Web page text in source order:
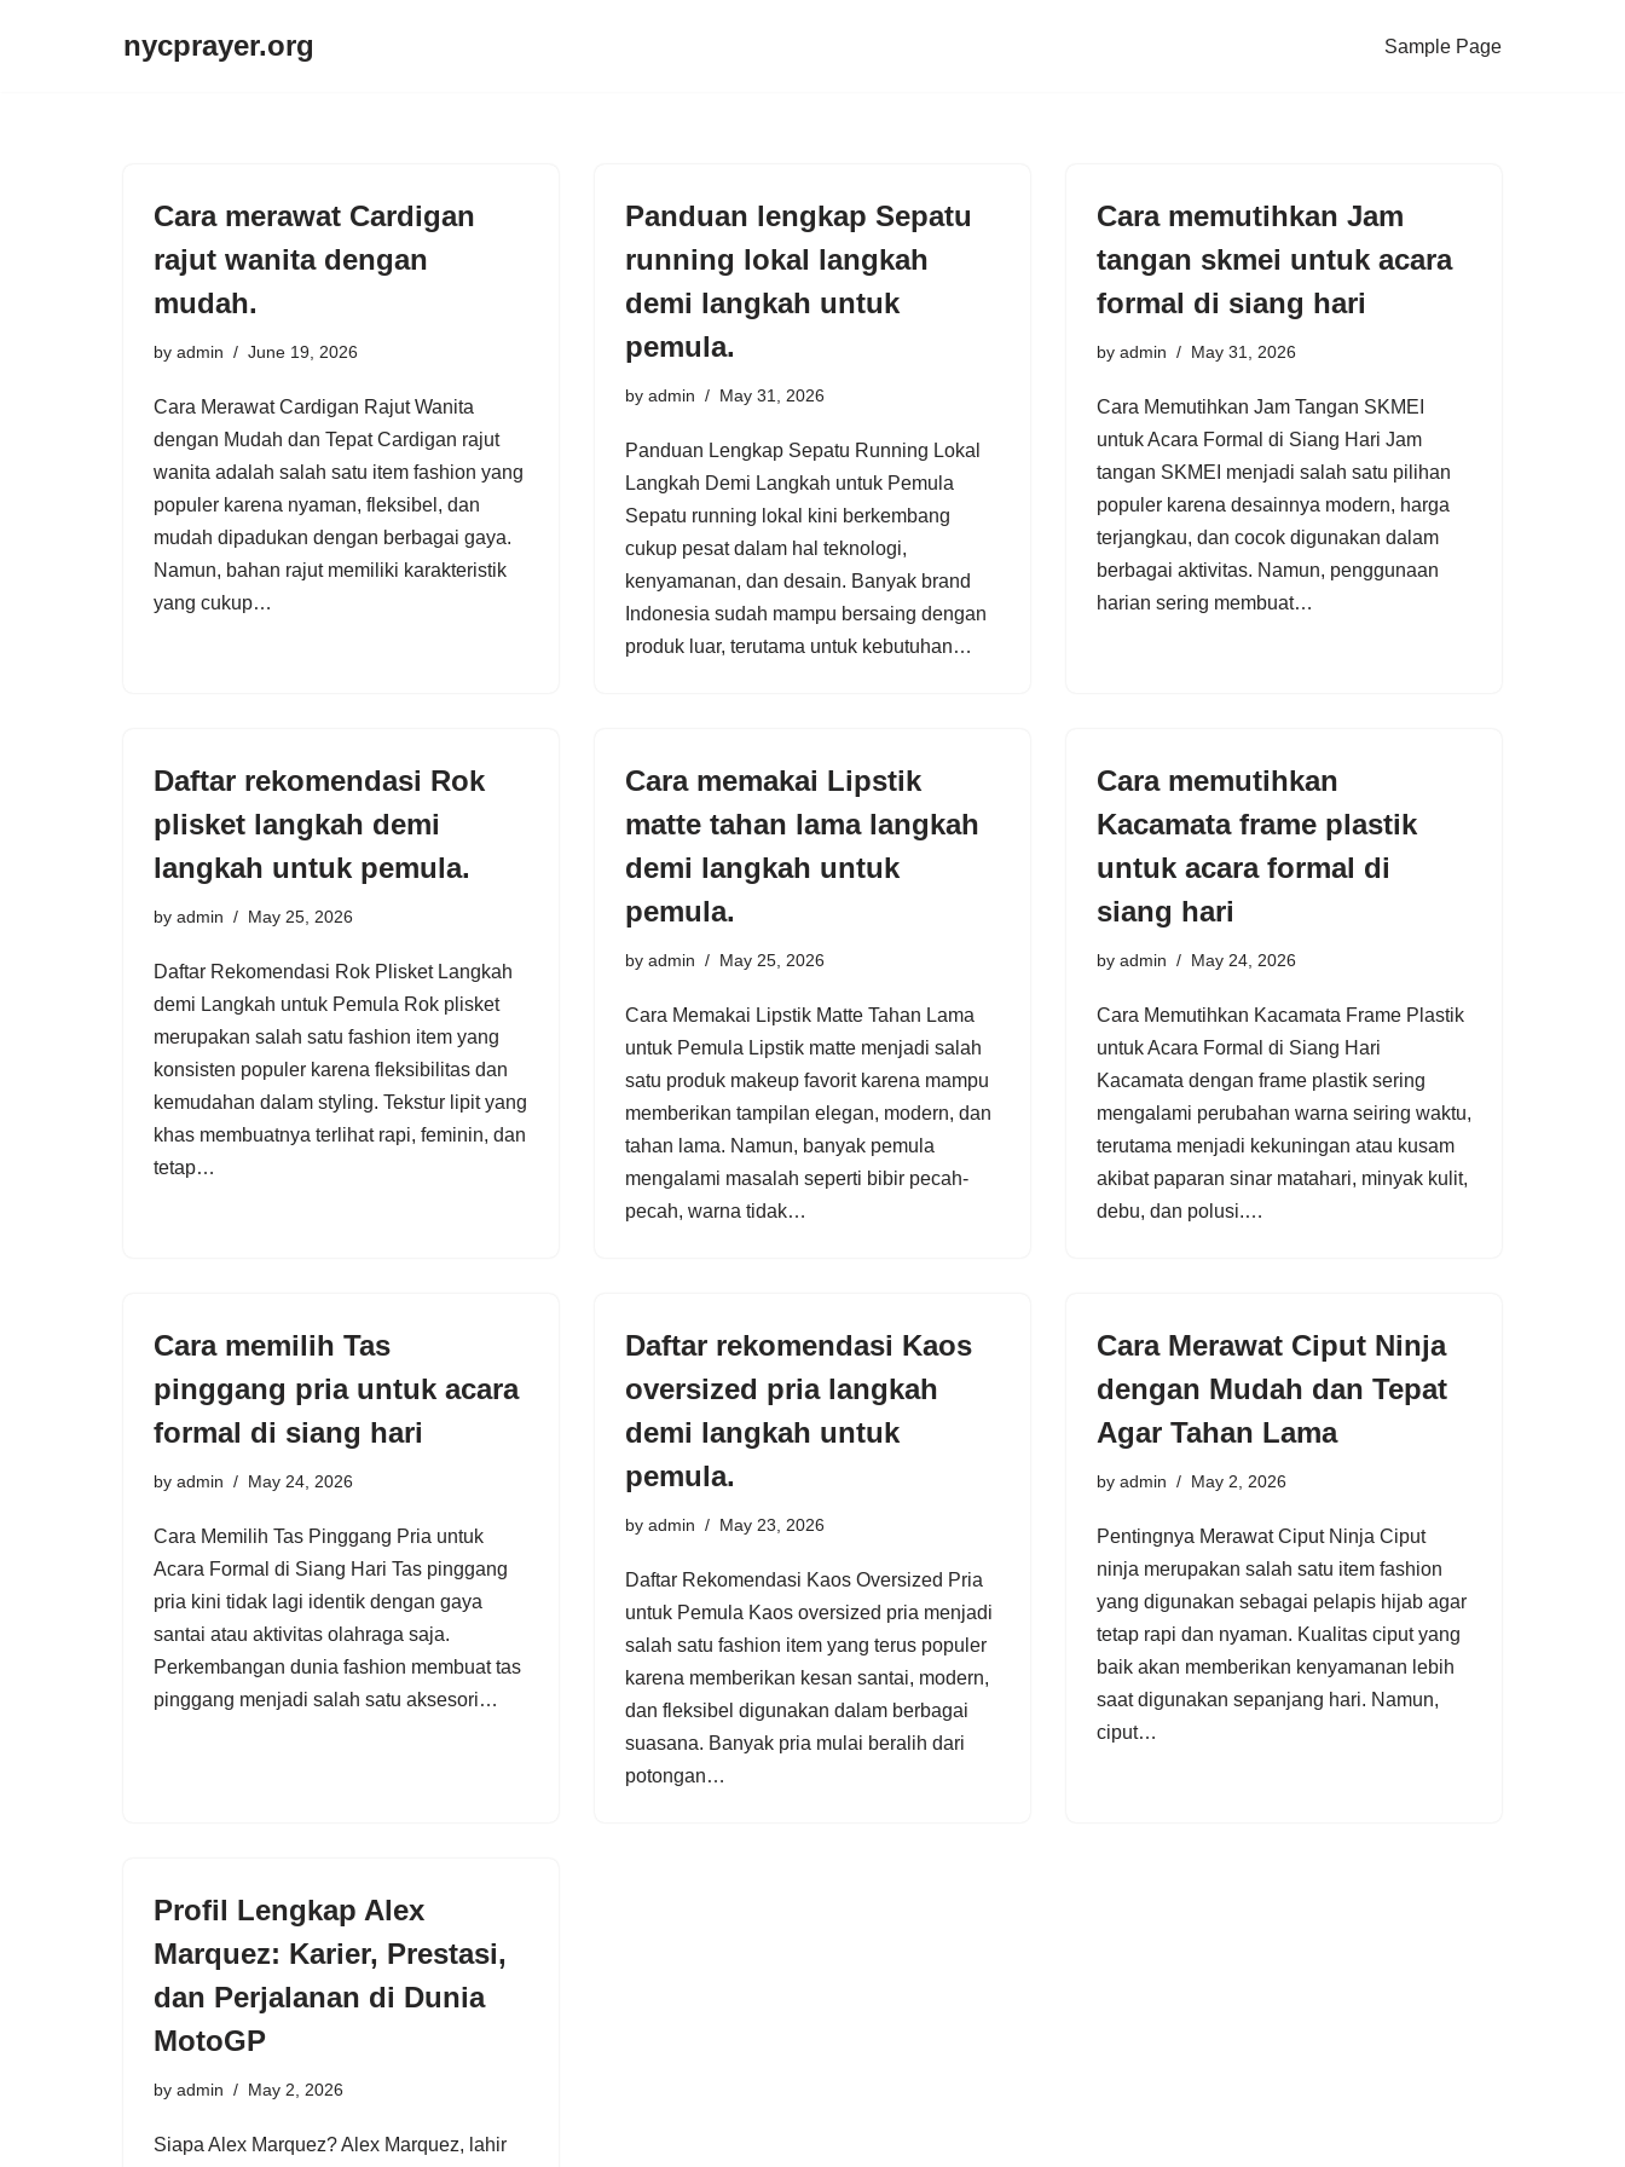
nycprayer.org Sample Page
Cara merawat Cardigan
rajut wanita dengan
mudah.
by admin June 19, 2026
Cara Merawat Cardigan Rajut Wanita
dengan Mudah dan Tepat Cardigan rajut
wanita adalah salah satu item fashion yang
populer karena nyaman, fleksibel, dan
mudah dipadukan dengan berbagai gaya.
Namun, bahan rajut memiliki karakteristik
yang cukup…
Panduan lengkap Sepatu
running lokal langkah
demi langkah untuk
pemula.
by admin May 31, 2026
Panduan Lengkap Sepatu Running Lokal
Langkah Demi Langkah untuk Pemula
Sepatu running lokal kini berkembang
cukup pesat dalam hal teknologi,
kenyamanan, dan desain. Banyak brand
Indonesia sudah mampu bersaing dengan
produk luar, terutama untuk kebutuhan…
Cara memutihkan Jam
tangan skmei untuk acara
formal di siang hari
by admin May 31, 2026
Cara Memutihkan Jam Tangan SKMEI
untuk Acara Formal di Siang Hari Jam
tangan SKMEI menjadi salah satu pilihan
populer karena desainnya modern, harga
terjangkau, dan cocok digunakan dalam
berbagai aktivitas. Namun, penggunaan
harian sering membuat…
Daftar rekomendasi Rok
plisket langkah demi
langkah untuk pemula.
by admin May 25, 2026
Daftar Rekomendasi Rok Plisket Langkah
demi Langkah untuk Pemula Rok plisket
merupakan salah satu fashion item yang
konsisten populer karena fleksibilitas dan
kemudahan dalam styling. Tekstur lipit yang
khas membuatnya terlihat rapi, feminin, dan
tetap…
Cara memakai Lipstik
matte tahan lama langkah
demi langkah untuk
pemula.
by admin May 25, 2026
Cara Memakai Lipstik Matte Tahan Lama
untuk Pemula Lipstik matte menjadi salah
satu produk makeup favorit karena mampu
memberikan tampilan elegan, modern, dan
tahan lama. Namun, banyak pemula
mengalami masalah seperti bibir pecah-
pecah, warna tidak…
Cara memutihkan
Kacamata frame plastik
untuk acara formal di
siang hari
by admin May 24, 2026
Cara Memutihkan Kacamata Frame Plastik
untuk Acara Formal di Siang Hari
Kacamata dengan frame plastik sering
mengalami perubahan warna seiring waktu,
terutama menjadi kekuningan atau kusam
akibat paparan sinar matahari, minyak kulit,
debu, dan polusi.…
Cara memilih Tas
pinggang pria untuk acara
formal di siang hari
by admin May 24, 2026
Cara Memilih Tas Pinggang Pria untuk
Acara Formal di Siang Hari Tas pinggang
pria kini tidak lagi identik dengan gaya
santai atau aktivitas olahraga saja.
Perkembangan dunia fashion membuat tas
pinggang menjadi salah satu aksesori…
Daftar rekomendasi Kaos
oversized pria langkah
demi langkah untuk
pemula.
by admin May 23, 2026
Daftar Rekomendasi Kaos Oversized Pria
untuk Pemula Kaos oversized pria menjadi
salah satu fashion item yang terus populer
karena memberikan kesan santai, modern,
dan fleksibel digunakan dalam berbagai
suasana. Banyak pria mulai beralih dari
potongan…
Cara Merawat Ciput Ninja
dengan Mudah dan Tepat
Agar Tahan Lama
by admin May 2, 2026
Pentingnya Merawat Ciput Ninja Ciput
ninja merupakan salah satu item fashion
yang digunakan sebagai pelapis hijab agar
tetap rapi dan nyaman. Kualitas ciput yang
baik akan memberikan kenyamanan lebih
saat digunakan sepanjang hari. Namun,
ciput…
Profil Lengkap Alex
Marquez: Karier, Prestasi,
dan Perjalanan di Dunia
MotoGP
by admin May 2, 2026
Siapa Alex Marquez? Alex Marquez, lahir